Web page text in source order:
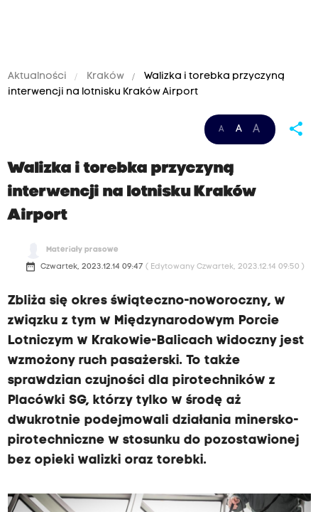
Aktualności Kraków
Walizka i torebka przyczyną
interwencji na lotnisku Kraków Airport
A A A share
Walizka i torebka przyczyną
interwencji na lotnisku Kraków
Airport
Materiały prasowe
date_range Czwartek, 2023.12.14 09:47 ( Edytowany Czwartek, 2023.12.14 09:50 )
Zbliża się okres świąteczno-noworoczny, w
związku z tym w Międzynarodowym Porcie
Lotniczym w Krakowie-Balicach widoczny jest
wzmożony ruch pasażerski. To także
sprawdzian czujności dla pirotechników z
Placówki SG, którzy tylko w środę aż
dwukrotnie podejmowali działania minersko-
pirotechniczne w stosunku do pozostawionej
bez opieki walizki oraz torebki.